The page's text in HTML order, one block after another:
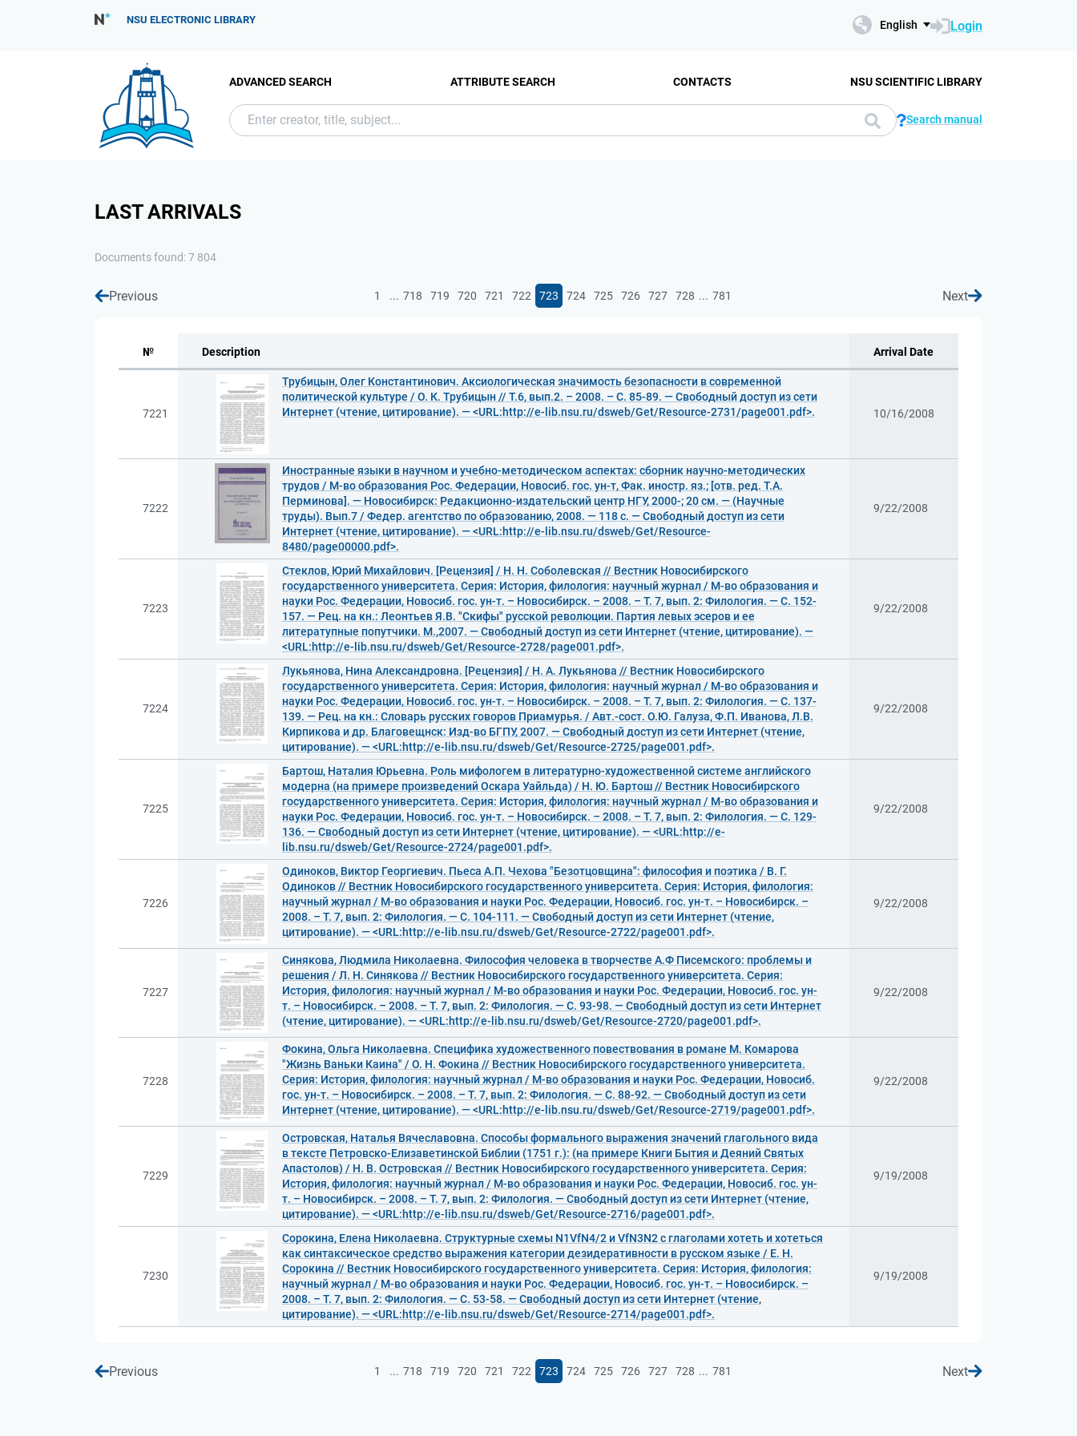
NSU ELECTRONIC LIBRARY English Login
ADVANCED SEARCH ATTRIBUTE SEARCH CONTACTS NSU SCIENTIFIC LIBRARY
Search manual
LAST ARRIVALS
Documents found: 7 804
Previous 1 ... 718 719 720 721 722 723 724 725 726 727 728 ... 781 Next
№ Description Arrival Date
7221
Трубицын, Олег Константинович. Аксиологическая значимость безопасности в современной
политической культуре / О. К. Трубицын // Т.6, вып.2. – 2008. – С. 85-89. — Свободный доступ из сети
Интернет (чтение, цитирование). — <URL:http://e-lib.nsu.ru/dsweb/Get/Resource-2731/page001.pdf>.
10/16/2008
7222
Иностранные языки в научном и учебно-методическом аспектах: сборник научно-методических
трудов / М-во образования Рос. Федерации, Новосиб. гос. ун-т, Фак. иностр. яз.; [отв. ред. Т.А.
Перминова]. — Новосибирск: Редакционно-издательский центр НГУ, 2000-; 20 см. — (Научные
труды). Вып.7 / Федер. агентство по образованию, 2008. — 118 с. — Свободный доступ из сети
Интернет (чтение, цитирование). — <URL:http://e-lib.nsu.ru/dsweb/Get/Resource-
8480/page00000.pdf>.
9/22/2008
7223
Стеклов, Юрий Михайлович. [Рецензия] / Н. Н. Соболевская // Вестник Новосибирского
государственного университета. Серия: История, филология: научный журнал / М-во образования и
науки Рос. Федерации, Новосиб. гос. ун-т. – Новосибирск. – 2008. – Т. 7, вып. 2: Филология. — С. 152-
157. — Рец. на кн.: Леонтьев Я.В. "Скифы" русской революции. Партия левых эсеров и ее
литератупные попутчики. М.,2007. — Свободный доступ из сети Интернет (чтение, цитирование). —
<URL:http://e-lib.nsu.ru/dsweb/Get/Resource-2728/page001.pdf>.
9/22/2008
7224
Лукьянова, Нина Александровна. [Рецензия] / Н. А. Лукьянова // Вестник Новосибирского
государственного университета. Серия: История, филология: научный журнал / М-во образования и
науки Рос. Федерации, Новосиб. гос. ун-т. – Новосибирск. – 2008. – Т. 7, вып. 2: Филология. — С. 137-
139. — Рец. на кн.: Словарь русских говоров Приамурья. / Авт.-сост. О.Ю. Галуза, Ф.П. Иванова, Л.В.
Кирпикова и др. Благовещнск: Изд-во БГПУ, 2007. — Свободный доступ из сети Интернет (чтение,
цитирование). — <URL:http://e-lib.nsu.ru/dsweb/Get/Resource-2725/page001.pdf>.
9/22/2008
7225
Бартош, Наталия Юрьевна. Роль мифологем в литературно-художественной системе английского
модерна (на примере произведений Оскара Уайльда) / Н. Ю. Бартош // Вестник Новосибирского
государственного университета. Серия: История, филология: научный журнал / М-во образования и
науки Рос. Федерации, Новосиб. гос. ун-т. – Новосибирск. – 2008. – Т. 7, вып. 2: Филология. — С. 129-
136. — Свободный доступ из сети Интернет (чтение, цитирование). — <URL:http://e-
lib.nsu.ru/dsweb/Get/Resource-2724/page001.pdf>.
9/22/2008
7226
Одиноков, Виктор Георгиевич. Пьеса А.П. Чехова "Безотцовщина": философия и поэтика / В. Г.
Одиноков // Вестник Новосибирского государственного университета. Серия: История, филология:
научный журнал / М-во образования и науки Рос. Федерации, Новосиб. гос. ун-т. – Новосибирск. –
2008. – Т. 7, вып. 2: Филология. — С. 104-111. — Свободный доступ из сети Интернет (чтение,
цитирование). — <URL:http://e-lib.nsu.ru/dsweb/Get/Resource-2722/page001.pdf>.
9/22/2008
7227
Синякова, Людмила Николаевна. Философия человека в творчестве А.Ф Писемского: проблемы и
решения / Л. Н. Синякова // Вестник Новосибирского государственного университета. Серия:
История, филология: научный журнал / М-во образования и науки Рос. Федерации, Новосиб. гос. ун-
т. – Новосибирск. – 2008. – Т. 7, вып. 2: Филология. — С. 93-98. — Свободный доступ из сети Интернет
(чтение, цитирование). — <URL:http://e-lib.nsu.ru/dsweb/Get/Resource-2720/page001.pdf>.
9/22/2008
7228
Фокина, Ольга Николаевна. Специфика художественного повествования в романе М. Комарова
"Жизнь Ваньки Каина" / О. Н. Фокина // Вестник Новосибирского государственного университета.
Серия: История, филология: научный журнал / М-во образования и науки Рос. Федерации, Новосиб.
гос. ун-т. – Новосибирск. – 2008. – Т. 7, вып. 2: Филология. — С. 88-92. — Свободный доступ из сети
Интернет (чтение, цитирование). — <URL:http://e-lib.nsu.ru/dsweb/Get/Resource-2719/page001.pdf>.
9/22/2008
7229
Островская, Наталья Вячеславовна. Способы формального выражения значений глагольного вида
в тексте Петровско-Елизаветинской Библии (1751 г.): (на примере Книги Бытия и Деяний Святых
Апастолов) / Н. В. Островская // Вестник Новосибирского государственного университета. Серия:
История, филология: научный журнал / М-во образования и науки Рос. Федерации, Новосиб. гос. ун-
т. – Новосибирск. – 2008. – Т. 7, вып. 2: Филология. — Свободный доступ из сети Интернет (чтение,
цитирование). — <URL:http://e-lib.nsu.ru/dsweb/Get/Resource-2716/page001.pdf>.
9/19/2008
7230
Сорокина, Елена Николаевна. Структурные схемы N1VfN4/2 и VfN3N2 с глаголами хотеть и хотеться
как синтаксическое средство выражения категории дезидеративности в русском языке / Е. Н.
Сорокина // Вестник Новосибирского государственного университета. Серия: История, филология:
научный журнал / М-во образования и науки Рос. Федерации, Новосиб. гос. ун-т. – Новосибирск. –
2008. – Т. 7, вып. 2: Филология. — С. 53-58. — Свободный доступ из сети Интернет (чтение,
цитирование). — <URL:http://e-lib.nsu.ru/dsweb/Get/Resource-2714/page001.pdf>.
9/19/2008
Previous 1 ... 718 719 720 721 722 723 724 725 726 727 728 ... 781 Next